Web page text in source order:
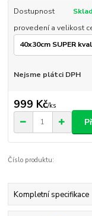
Dostupnost
provedení a velikost
Nejsme plátci DPH
999 Kč/ks
Číslo produktu:
Kompletní specifikace